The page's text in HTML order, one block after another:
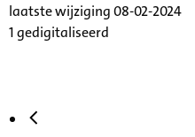
laatste wijziging 08-02-2024
1 gedigitaliseerd